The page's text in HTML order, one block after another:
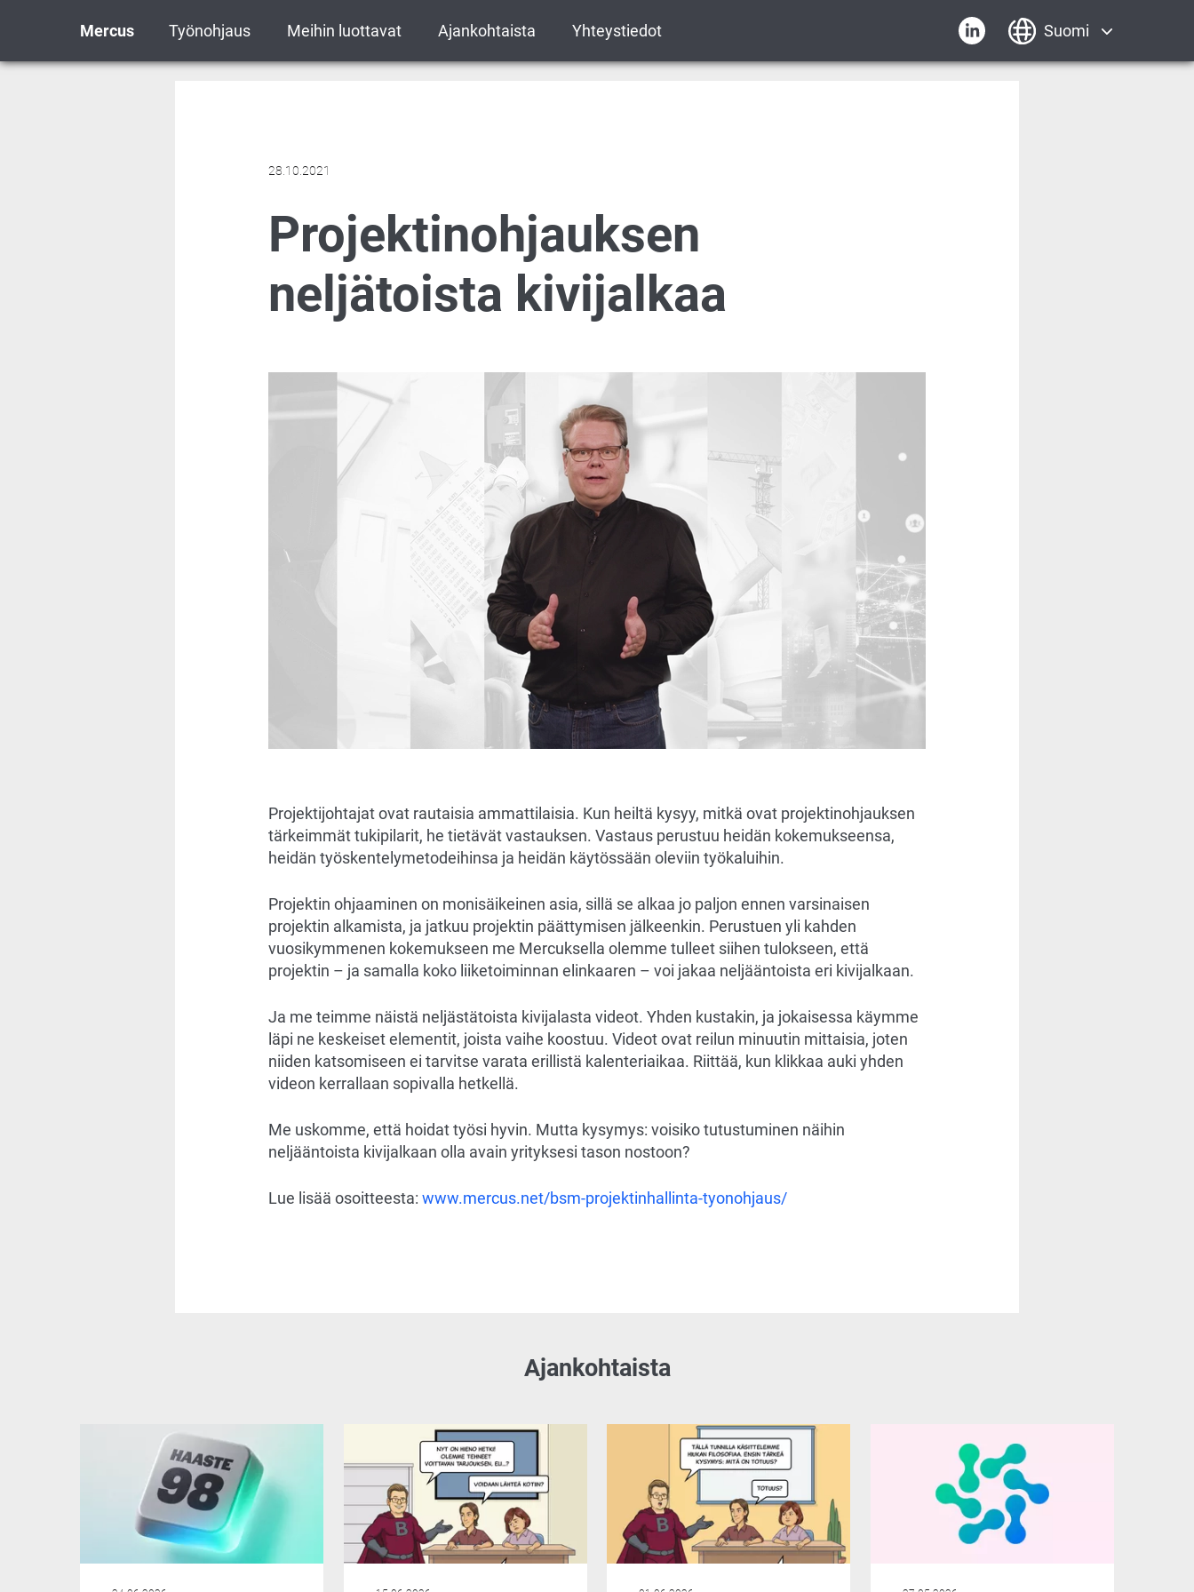
Mercus Työnohjaus Meihin luottavat Ajankohtaista Yhteystiedot
28.10.2021
Projektinohjauksen
neljätoista kivijalkaa
Projektijohtajat ovat rautaisia ammattilaisia. Kun heiltä kysyy, mitkä ovat projektinohjauksen
tärkeimmät tukipilarit, he tietävät vastauksen. Vastaus perustuu heidän kokemukseensa,
heidän työskentelymetodeihinsa ja heidän käytössään oleviin työkaluihin.
Projektin ohjaaminen on monisäikeinen asia, sillä se alkaa jo paljon ennen varsinaisen
projektin alkamista, ja jatkuu projektin päättymisen jälkeenkin. Perustuen yli kahden
vuosikymmenen kokemukseen me Mercuksella olemme tulleet siihen tulokseen, että
projektin – ja samalla koko liiketoiminnan elinkaaren – voi jakaa neljääntoista eri kivijalkaan.
Ja me teimme näistä neljästätoista kivijalasta videot. Yhden kustakin, ja jokaisessa käymme
läpi ne keskeiset elementit, joista vaihe koostuu. Videot ovat reilun minuutin mittaisia, joten
niiden katsomiseen ei tarvitse varata erillistä kalenteriaikaa. Riittää, kun klikkaa auki yhden
videon kerrallaan sopivalla hetkellä.
Me uskomme, että hoidat työsi hyvin. Mutta kysymys: voisiko tutustuminen näihin
neljääntoista kivijalkaan olla avain yrityksesi tason nostoon?
Lue lisää osoitteesta: www.mercus.net/bsm-projektinhallinta-tyonohjaus/
Ajankohtaista